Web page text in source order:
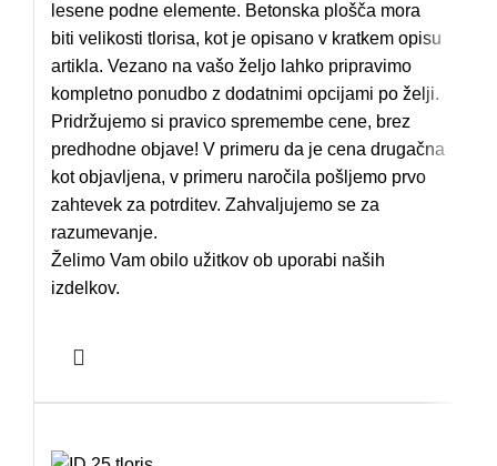
lesene podne elemente. Betonska plošča mora
biti velikosti tlorisa, kot je opisano v kratkem opisu
artikla. Vezano na vašo željo lahko pripravimo
kompletno ponudbo z dodatnimi opcijami po želji.
Pridržujemo si pravico spremembe cene, brez
predhodne objave! V primeru da je cena drugačna
kot objavljena, v primeru naročila pošljemo prvo
zahtevek za potrditev. Zahvaljujemo se za
razumevanje.
Želimo Vam obilo užitkov ob uporabi naših
izdelkov.